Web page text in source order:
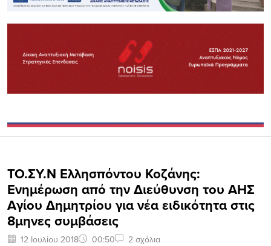
ΤΟ.ΣΥ.Ν Ελλησπόντου Κοζάνης:
Ενημέρωση από την Διεύθυνση του ΑΗΣ
Αγίου Δημητρίου για νέα ειδικότητα στις
8μηνες συμβάσεις
12 Ιουλίου 2018 00:50 2 σχόλια